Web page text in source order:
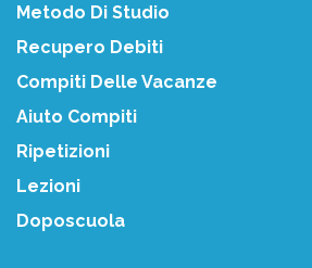
Metodo Di Studio
Recupero Debiti
Compiti Delle Vacanze
Aiuto Compiti
Ripetizioni
Lezioni
Doposcuola